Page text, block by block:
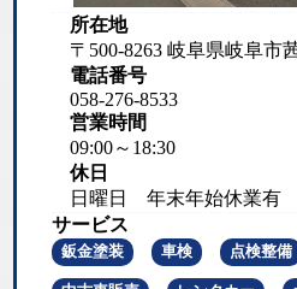
所在地
〒500-8263 岐阜県岐阜市
電話番号
058-276-8533
営業時間
09:00～18:30
休日
日曜日 年末年始休業
サービス
鈑金塗装 車検 点検整備